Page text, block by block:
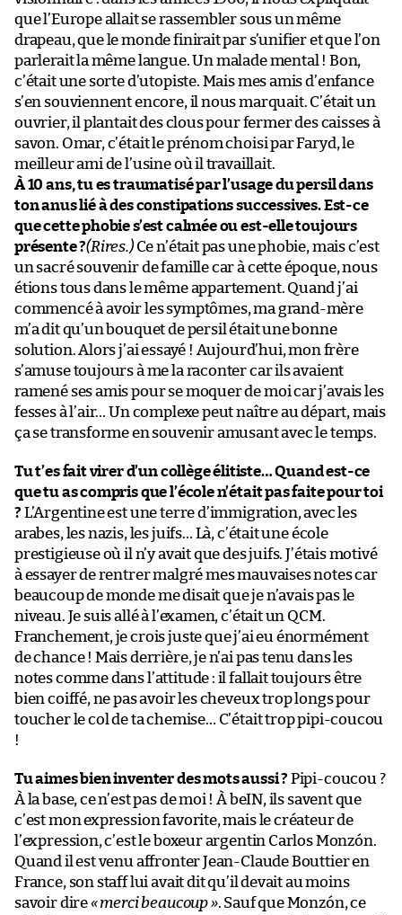
que l’Europe allait se rassembler sous un même
drapeau, que le monde finirait par s’unifier et que l’on
parlerait la même langue. Un malade mental ! Bon,
c’était une sorte d’utopiste. Mais mes amis d’enfance
s’en souviennent encore, il nous marquait. C’était un
ouvrier, il plantait des clous pour fermer des caisses à
savon. Omar, c’était le prénom choisi par Faryd, le
meilleur ami de l’usine où il travaillait.
À 10 ans, tu es traumatisé par l’usage du persil dans
ton anus lié à des constipations successives. Est-ce
que cette phobie s’est calmée ou est-elle toujours
présente ?(Rires.)Ce n’était pas une phobie, mais c’est
un sacré souvenir de famille car à cette époque, nous
étions tous dans le même appartement. Quand j’ai
commencé à avoir les symptômes, ma grand-mère
m’a dit qu’un bouquet de persil était une bonne
solution. Alors j’ai essayé ! Aujourd’hui, mon frère
s’amuse toujours à me la raconter car ils avaient
ramené ses amis pour se moquer de moi car j’avais les
fesses à l’air… Un complexe peut naître au départ, mais
ça se transforme en souvenir amusant avec le temps.
Tu t’es fait virer d’un collège élitiste… Quand est-ce
que tu as compris que l’école n’était pas faite pour toi
? L’Argentine est une terre d’immigration, avec les
arabes, les nazis, les juifs… Là, c’était une école
prestigieuse où il n’y avait que des juifs. J’étais motivé
à essayer de rentrer malgré mes mauvaises notes car
beaucoup de monde me disait que je n’avais pas le
niveau. Je suis allé à l’examen, c’était un QCM.
Franchement, je crois juste que j’ai eu énormément
de chance ! Mais derrière, je n’ai pas tenu dans les
notes comme dans l’attitude : il fallait toujours être
bien coiffé, ne pas avoir les cheveux trop longs pour
toucher le col de ta chemise… C’était trop pipi-coucou
!
Tu aimes bien inventer des mots aussi ? Pipi-coucou ?
À la base, ce n’est pas de moi ! À beIN, ils savent que
c’est mon expression favorite, mais le créateur de
l’expression, c’est le boxeur argentin Carlos Monzón.
Quand il est venu affronter Jean-Claude Bouttier en
France, son staff lui avait dit qu’il devait au moins
savoir dire« merci beaucoup ». Sauf que Monzón, ce